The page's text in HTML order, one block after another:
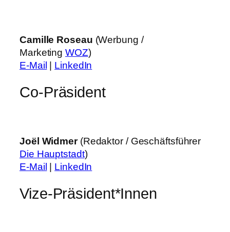
Camille Roseau (Werbung /
MarketingWOZ)
E-Mail
LinkedIn
Co-Präsident
Joël Widmer(Redaktor / Geschäftsführer
Die Hauptstadt)
E-Mail
LinkedIn
Vize-Präsident*Innen